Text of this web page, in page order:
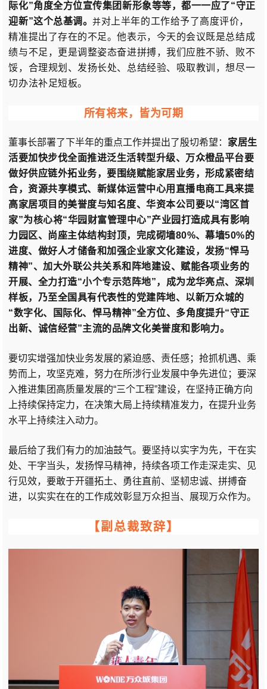
际化”角度全方位宣传集团新形象等等，都一一应了“守正
迎新”这个总基调。并对上半年的工作给予了高度评价，
精准提出了存在的不足。他表示，今天的会议既是总结成
绩与不足，更是调整姿态奋进拼搏，我们应胜不骄、败不
馁，合理规划、发扬长处、总结经验、吸取教训，想尽一
切办法补足短板。
所有将来，皆为可期
董事长部署了下半年的重点工作并提出了殷切希望： 家居生
活要加快步伐全面推进泛生活转型升级、 万众橙品平台要
做好供应链外拓业务，要围绕赋能家居业务，形成紧密结
合，资源共享模式、 新媒体运营中心用直播电商工具来提
高家居项目的美誉度与知名度、华资本公司要以“湾区首
家”为核心将“华园财富管理中心”产业园打造成具有影响
力园区、 尚座主体结构封顶，完成砌墙80%、幕墙50%的
进度、 做好人才储备和加强企业家文化建设，发扬“悍马
精神”、加大外联公共关系和阵地建设、赋能各项业务的
开展、 全力打造“小个专示范阵地”，成为龙华亮点、深圳
样板，乃至全国具有代表性的党建阵地、 以新万众城的
“数字化、国际化、悍马精神”全方位、多角度提升“守正
出新、诚信经营”主流的品牌文化美誉度和影响力。
要切实增强加快业务发展的紧迫感、责任感；抢抓机遇、乘
势而上，攻坚克难，努力在所涉行业发展中争先进位；要深
入推进集团高质量发展的“三个工程”建设，在坚持正确方向
上持续保持定力，在决策大局上持续精准发力，在提升业务
水平上持续注入动力。
最后给了我们有力的加油鼓气。要坚持以实字为先，干在实
处、干字当头，发扬悍马精神，持续各项工作走深走实、见
行见效，要敢于开疆拓土、勇往直前、坚韧忠诚、拼搏奋
进，以实实在在的工作成效彰显万众担当、展现万众作为。
【副总裁致辞】